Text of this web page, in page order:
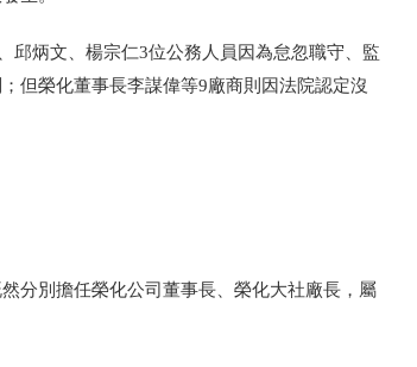
邱炳文、楊宗仁3位公務人員因為怠忽職守、監
但榮化董事長李謀偉等9廠商則因法院認定沒
分別擔任榮化公司董事長、榮化大社廠長，屬